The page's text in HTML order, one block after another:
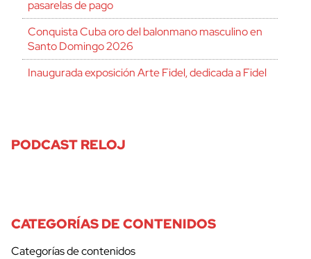
pasarelas de pago
Conquista Cuba oro del balonmano masculino en
Santo Domingo 2026
Inaugurada exposición Arte Fidel, dedicada a Fidel
PODCAST RELOJ
CATEGORÍAS DE CONTENIDOS
Categorías de contenidos